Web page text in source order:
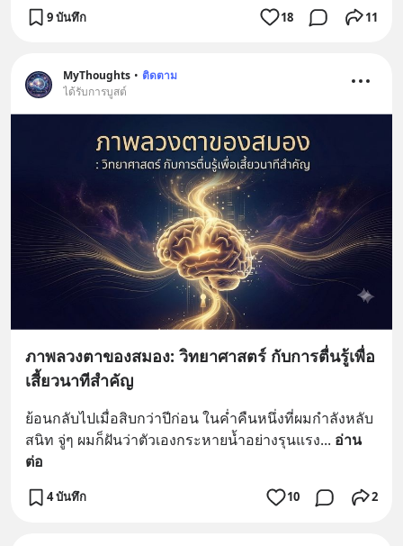
9 บันทึก 18 11
MyThoughts • ติดตาม
ได้รับการบูสต์
ภาพลวงตาของสมอง: วิทยาศาสตร์ กับการตื่นรู้เพื่อ
เสี้ยวนาทีสำคัญ
ย้อนกลับไปเมื่อสิบกว่าปีก่อน ในค่ำคืนหนึ่งที่ผมกำลังหลับ
สนิท จู่ๆ ผมก็ฝันว่าตัวเองกระหายน้ำอย่างรุนแรง... อ่าน
ต่อ
4 บันทึก 10 2